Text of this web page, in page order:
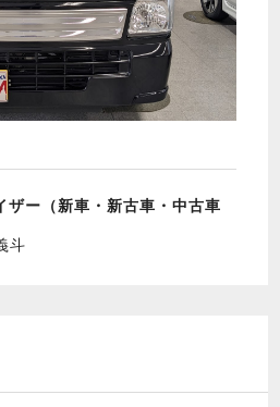
ザー（新車・新古車・中古車
斗